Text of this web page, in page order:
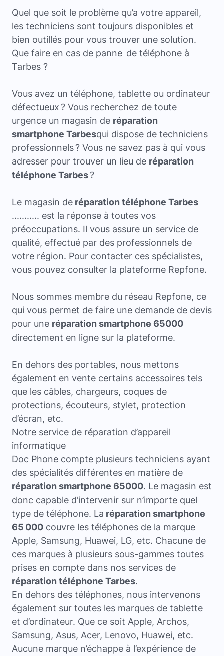
Quel que soit le problème qu’a votre appareil,
les techniciens sont toujours disponibles et
bien outillés pour vous trouver une solution.
Que faire en cas de panne de téléphone à
Tarbes ?
Vous avez un téléphone, tablette ou ordinateur
défectueux ? Vous recherchez de toute
urgence un magasin de réparation
smartphone Tarbesqui dispose de techniciens
professionnels ? Vous ne savez pas à qui vous
adresser pour trouver un lieu de réparation
téléphone Tarbes?
Le magasin de réparation téléphone Tarbes
........... est la réponse à toutes vos
préoccupations. Il vous assure un service de
qualité, effectué par des professionnels de
votre région. Pour contacter ces spécialistes,
vous pouvez consulter la plateforme Repfone.
Nous sommes membre du réseau Repfone, ce
qui vous permet de faire une demande de devis
pour une réparation smartphone 65000
directement en ligne sur la plateforme.
En dehors des portables, nous mettons
également en vente certains accessoires tels
que les câbles, chargeurs, coques de
protections, écouteurs, stylet, protection
d’écran, etc.
Notre service de réparation d’appareil
informatique
Doc Phone compte plusieurs techniciens ayant
des spécialités différentes en matière de
réparation smartphone 65000. Le magasin est
donc capable d’intervenir sur n’importe quel
type de téléphone. La réparation smartphone
65 000 couvre les téléphones de la marque
Apple, Samsung, Huawei, LG, etc. Chacune de
ces marques à plusieurs sous-gammes toutes
prises en compte dans nos services de
réparation téléphone Tarbes.
En dehors des téléphones, nous intervenons
également sur toutes les marques de tablette
et d’ordinateur. Que ce soit Apple, Archos,
Samsung, Asus, Acer, Lenovo, Huawei, etc.
Aucune marque n’échappe à l’expérience de